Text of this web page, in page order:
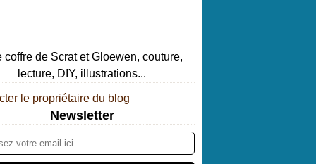
le propriétaire du blog
Newsletter